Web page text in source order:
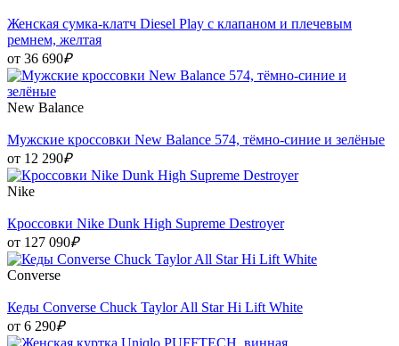
Женская сумка-клатч Diesel Play с клапаном и плечевым
ремнем, желтая
от 36 690₽
New Balance
Мужские кроссовки New Balance 574, тёмно-синие и зелёные
от 12 290₽
Nike
Кроссовки Nike Dunk High Supreme Destroyer
от 127 090₽
Converse
Кеды Converse Chuck Taylor All Star Hi Lift White
от 6 290₽